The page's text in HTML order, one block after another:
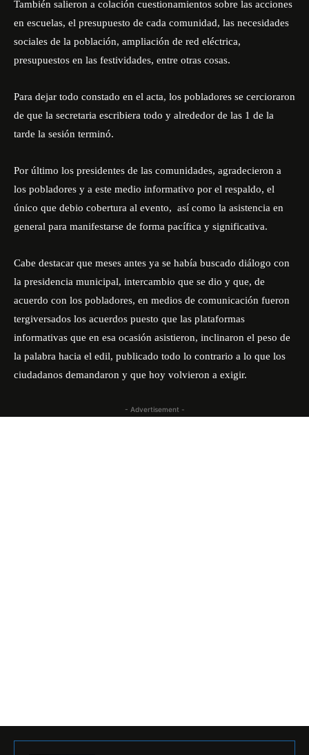
También salieron a colación cuestionamientos sobre las acciones
en escuelas, el presupuesto de cada comunidad, las necesidades
sociales de la población, ampliación de red eléctrica,
presupuestos en las festividades, entre otras cosas.
Para dejar todo constado en el acta, los pobladores se cercioraron
de que la secretaria escribiera todo y alrededor de las 1 de la
tarde la sesión terminó.
Por último los presidentes de las comunidades, agradecieron a
los pobladores y a este medio informativo por el respaldo, el
único que debio cobertura al evento, así como la asistencia en
general para manifestarse de forma pacífica y significativa.
Cabe destacar que meses antes ya se había buscado diálogo con
la presidencia municipal, intercambio que se dio y que, de
acuerdo con los pobladores, en medios de comunicación fueron
tergiversados los acuerdos puesto que las plataformas
informativas que en esa ocasión asistieron, inclinaron el peso de
la palabra hacia el edil, publicado todo lo contrario a lo que los
ciudadanos demandaron y que hoy volvieron a exigir.
- Advertisement -